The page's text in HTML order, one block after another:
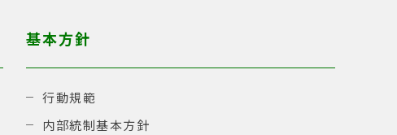
基本方針
行動規範
内部統制基本方針